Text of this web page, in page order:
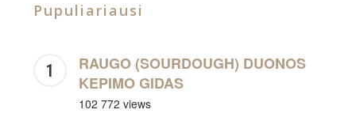
Pupuliariausi
RAUGO (SOURDOUGH) DUONOS
KEPIMO GIDAS
102 772 views